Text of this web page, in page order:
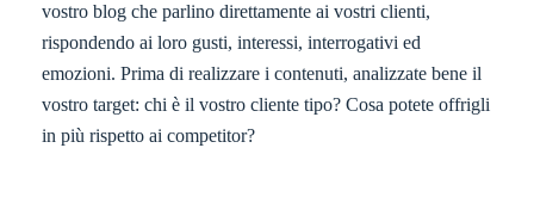
vostro blog che parlino direttamente ai vostri clienti,
rispondendo ai loro gusti, interessi, interrogativi ed
emozioni. Prima di realizzare i contenuti, analizzate bene il
vostro target: chi è il vostro cliente tipo? Cosa potete offrigli
in più rispetto ai competitor?